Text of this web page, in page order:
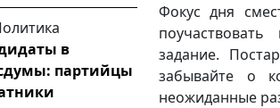
в
партийцы
Фокус дня
задание.
забывайте о
неожиданные